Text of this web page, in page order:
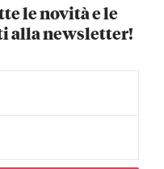
le novità e le
alla newsletter!